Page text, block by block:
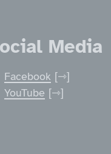
Media
Facebook
YouTube